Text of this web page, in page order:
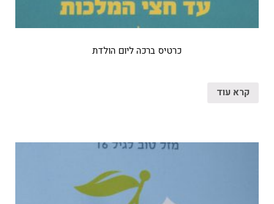
כרטיס ברכה ליום הולדת
קרא עוד